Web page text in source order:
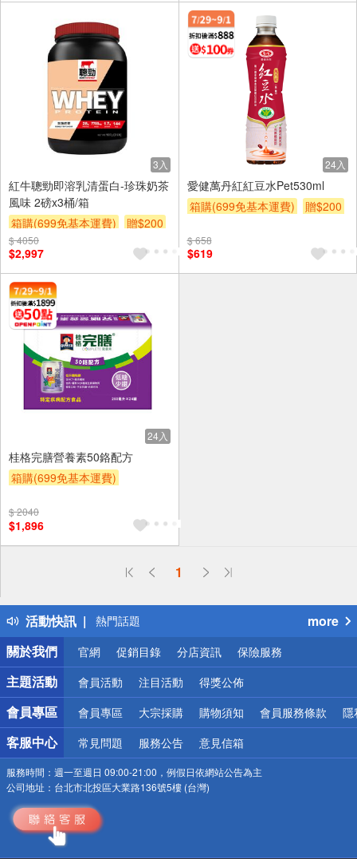
3入
紅牛聰勁即溶乳清蛋白-珍珠奶茶
風味 2磅x3桶/箱
箱購(699免基本運費)
贈$200
$ 4050
$2,997
24入
愛健萬丹紅紅豆水Pet530ml
箱購(699免基本運費)
贈$200
$ 658
$619
24入
桂格完膳營養素50鉻配方
箱購(699免基本運費)
$ 2040
$1,896
1
活動快訊
偏遠地區配送
得獎公告
熱門話題
銀行優惠
偏遠地區配送
詐騙網頁！請小心！
more
關於我們
官網 促銷目錄 分店資訊 保險服務
主題活動 會員活動 注目活動 得獎公佈
會員專區 會員專區 大宗採購 購物須知 會員服務條款 隱
客服中心 常見問題 服務公告 意見信箱
服務時間： 週一至週日 09:00-21:00，例假日依網站公告為主
公司地址： 台北市北投區大業路136號5樓 (台灣)